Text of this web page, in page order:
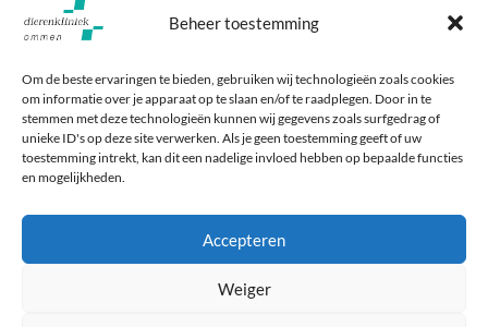
Beheer toestemming
Om de beste ervaringen te bieden, gebruiken wij technologieën zoals cookies
om informatie over je apparaat op te slaan en/of te raadplegen. Door in te
stemmen met deze technologieën kunnen wij gegevens zoals surfgedrag of
unieke ID's op deze site verwerken. Als je geen toestemming geeft of uw
toestemming intrekt, kan dit een nadelige invloed hebben op bepaalde functies
en mogelijkheden.
Accepteren
Weiger
Baron Bentinckstraat 2